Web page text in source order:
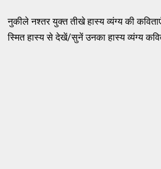
नुकीले नश्तर युक्त तीखे हास्य व्यंग्य की
स्मित हास्य से देखें/सुनें उनका हास्य व्यंग्य